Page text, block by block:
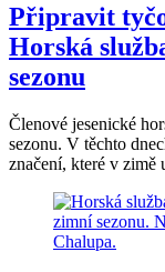
Připravit
Horská
sezonu
Členové jesenické
sezonu. V těchto
značení, které v zimě